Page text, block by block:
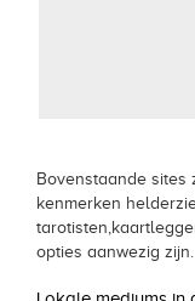
Bovenstaande sites
kenmerken
opties aanwezig zijn.